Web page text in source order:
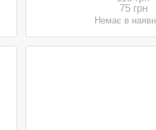
75 грн
Немає в